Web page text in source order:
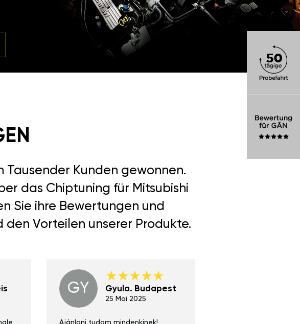
Tausender Kunden gewonnen.
das Chiptuning für Mitsubishi
Sie ihre Bewertungen und
Vorteilen unserer Produkte.
GY Gyula. Budapest
25 Mai 2025